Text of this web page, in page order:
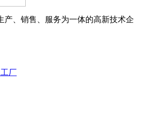
产、销售、服务为一体的高新技术企
厂